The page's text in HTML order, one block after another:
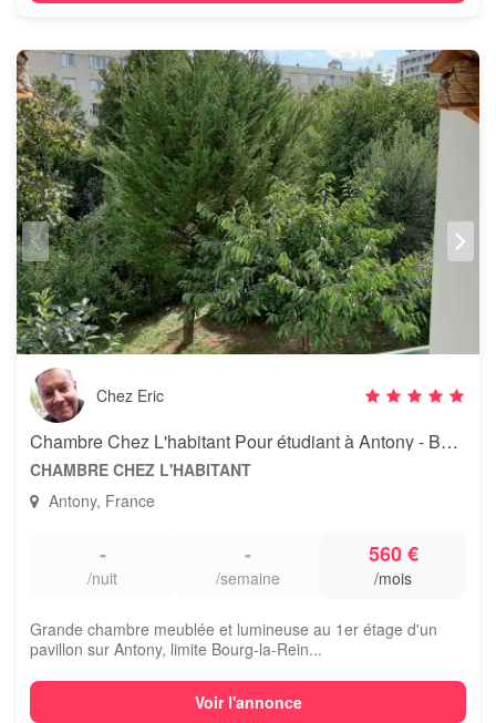
Chez Eric
Chambre Chez L'habitant Pour étudiant à Antony - Bourg-la-reine
CHAMBRE CHEZ L'HABITANT
Antony, France
-
/nuit
-
/semaine
560 €
/mois
Grande chambre meublée et lumineuse au 1er étage d'un
pavillon sur Antony, limite Bourg-la-Rein...
Voir l'annonce